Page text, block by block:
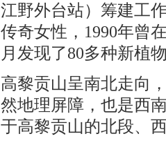
江野外台站）筹建工
传奇女性，1990年曾
月发现了80多种新植
高黎贡山呈南北走向
然地理屏障，也是西
于高黎贡山的北段、